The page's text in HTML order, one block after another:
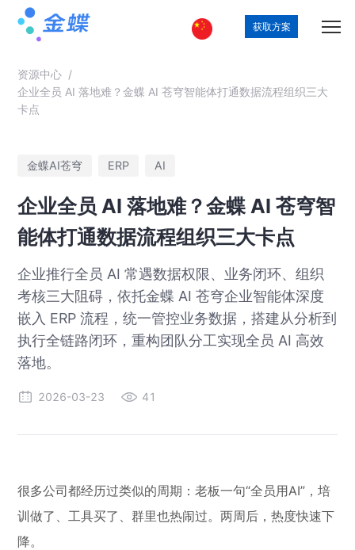
获取方案
资源中心 /
企业全员 AI 落地难？金蝶 AI 苍穹智能体打通数据流程组织三大
卡点
金蝶AI苍穹 ERP AI
企业全员 AI 落地难？金蝶 AI 苍穹智
能体打通数据流程组织三大卡点
企业推行全员 AI 常遇数据权限、业务闭环、组织
考核三大阻碍，依托金蝶 AI 苍穹企业智能体深度
嵌入 ERP 流程，统一管控业务数据，搭建从分析到
执行全链路闭环，重构团队分工实现全员 AI 高效
落地。
2026-03-23 41
很多公司都经历过类似的周期：老板一句“全员用AI”，培
训做了、工具买了、群里也热闹过。两周后，热度快速下
降。